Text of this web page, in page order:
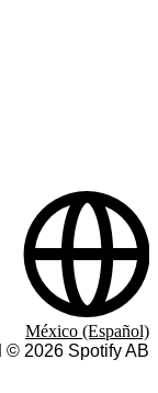
© 2026 Spotify AB
México (Español)